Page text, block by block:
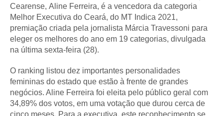
Cearense, Aline Ferreira, é a vencedora da categoria
Melhor Executiva do Ceará, do MT Indica 2021,
premiação criada pela jornalista Márcia Travessoni para
eleger os melhores do ano em 19 categorias, divulgada
na última sexta-feira (28).
O ranking listou dez importantes personalidades
femininas do estado que estão à frente de grandes
negócios. Aline Ferreira foi eleita pelo público geral com
34,89% dos votos, em uma votação que durou cerca de
cinco meses. Para a executiva, este reconhecimento se